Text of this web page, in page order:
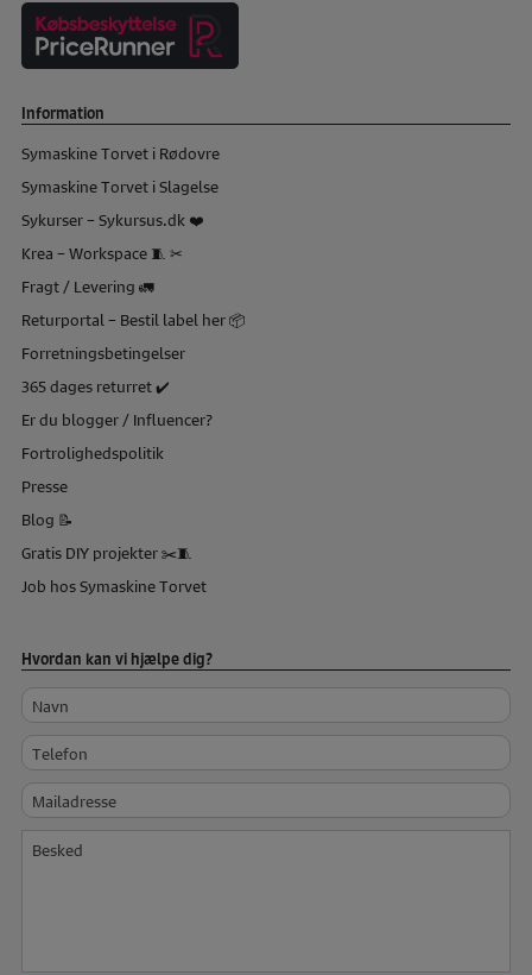
Information
Symaskine Torvet i Rødovre
Symaskine Torvet i Slagelse
Sykurser – Sykursus.dk ❤️
Krea – Workspace 🧵 ✂
Fragt / Levering 🚛
Returportal – Bestil label her 📦
Forretningsbetingelser
365 dages returret ✔️
Er du blogger / Influencer?
Fortrolighedspolitik
Presse
Blog 📝
Gratis DIY projekter ✂️🧵
Job hos Symaskine Torvet
Hvordan kan vi hjælpe dig?
Navn
Telefon
Mailadresse
Besked